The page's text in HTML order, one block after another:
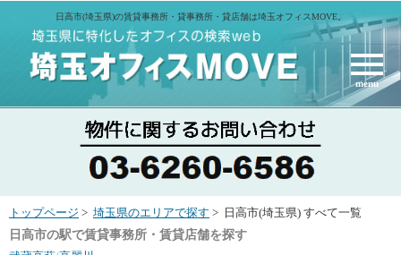
日高市(埼玉県)の賃貸事務所・貸事務所・貸店舗は埼玉オフィスMOVE。
menu
トップページ > 埼玉県のエリアで探す > 日高市(埼玉県) すべて一覧
日高市の駅で賃貸事務所・賃貸店舗を探す